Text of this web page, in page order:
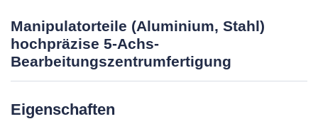
Manipulatorteile (Aluminium, Stahl)
hochpräzise 5-Achs-
Bearbeitungszentrumfertigung
Eigenschaften